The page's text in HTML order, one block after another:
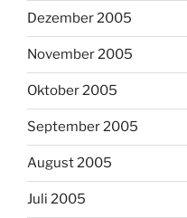
Dezember 2005
November 2005
Oktober 2005
September 2005
August 2005
Juli 2005